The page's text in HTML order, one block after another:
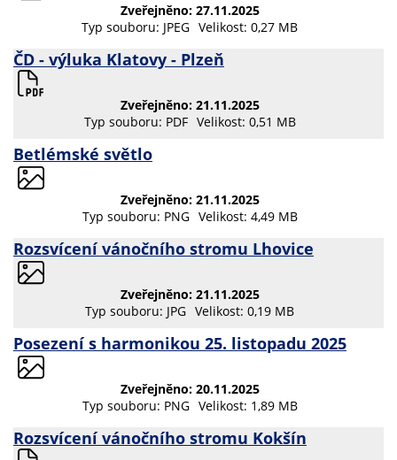
Zveřejněno: 27.11.2025
Typ souboru: JPEG Velikost: 0,27 MB
ČD - výluka Klatovy - Plzeň
Zveřejněno: 21.11.2025
Typ souboru: PDF Velikost: 0,51 MB
Betlémské světlo
Zveřejněno: 21.11.2025
Typ souboru: PNG Velikost: 4,49 MB
Rozsvícení vánočního stromu Lhovice
Zveřejněno: 21.11.2025
Typ souboru: JPG Velikost: 0,19 MB
Posezení s harmonikou 25. listopadu 2025
Zveřejněno: 20.11.2025
Typ souboru: PNG Velikost: 1,89 MB
Rozsvícení vánočního stromu Kokšín